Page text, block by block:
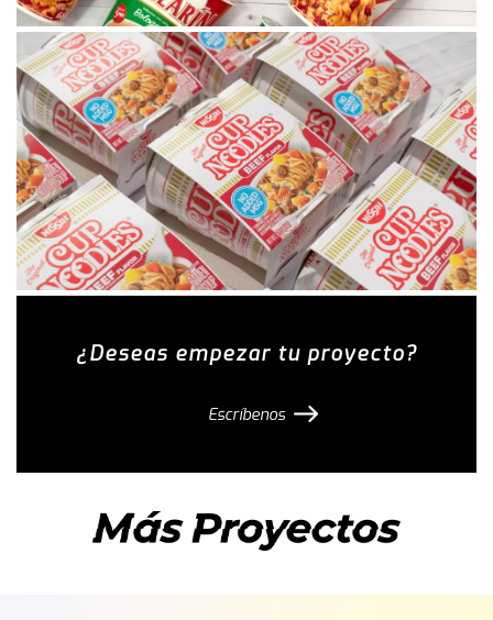
¿Deseas empezar tu proyecto?
Escríbenos